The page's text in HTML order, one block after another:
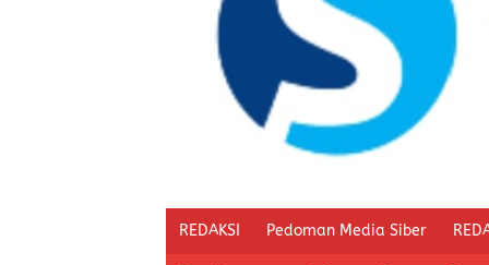
REDAKSI Pedoman Media Siber